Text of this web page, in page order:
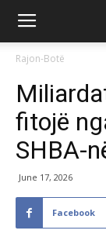
Rajon-Botë
fitojë
SHBA-
June 17, 2026
Facebook